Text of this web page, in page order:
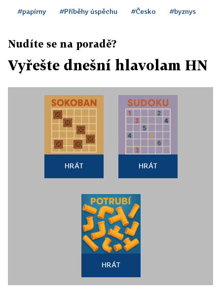
#papírny #Příběhy úspěchu #Česko #byznys
Nudíte se na poradě?
Vyřešte dnešní hlavolam HN
HRÁT HRÁT
HRÁT